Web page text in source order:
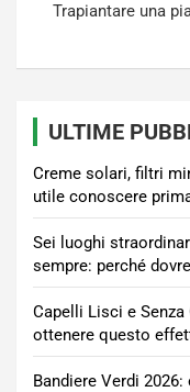
Trapiantare una
ULTIME
Creme solari, filtri
utile conoscere
Sei luoghi
sempre: perché
Capelli Lisci e
ottenere questo
Bandiere Verdi